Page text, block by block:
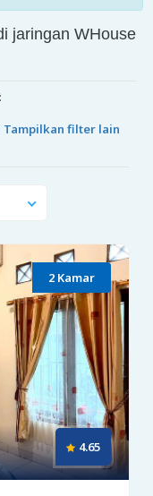
jaringan WHouse
Tampilkan filter lain
2 Kamar
4.65